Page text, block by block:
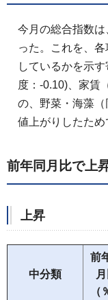
今月の総合指数
った。これを、
しているかを示
度：-0.10)、家賃
の、野菜・海藻
値上がりしたため
前年同月比で上
上昇
中分類
前
（